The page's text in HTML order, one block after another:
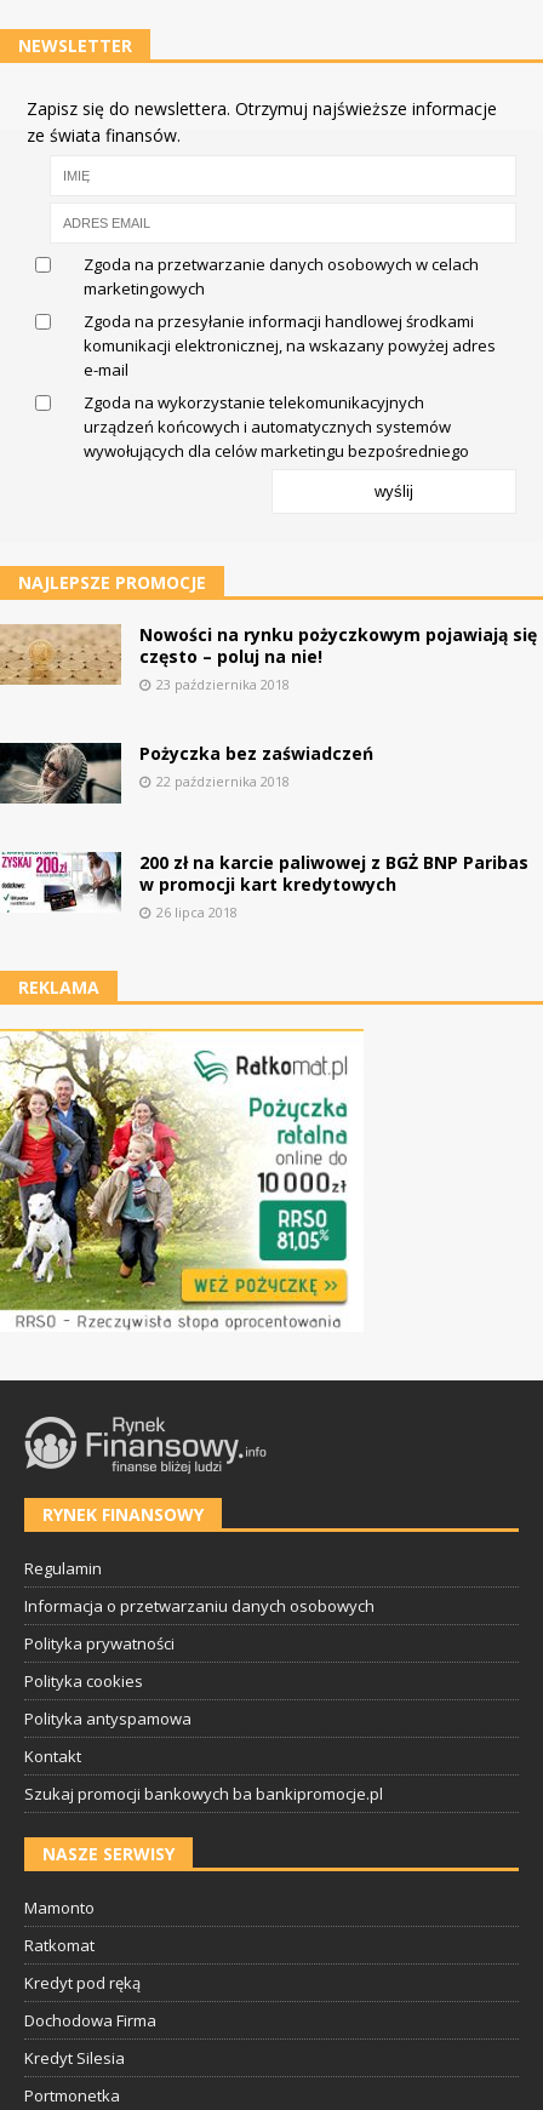
NEWSLETTER
Zapisz się do newslettera. Otrzymuj najświeższe informacje
ze świata finansów.
Zgoda na przetwarzanie danych osobowych w celach
marketingowych
Zgoda na przesyłanie informacji handlowej środkami
komunikacji elektronicznej, na wskazany powyżej adres
e-mail
Zgoda na wykorzystanie telekomunikacyjnych
urządzeń końcowych i automatycznych systemów
wywołujących dla celów marketingu bezpośredniego
wyślij
NAJLEPSZE PROMOCJE
Nowości na rynku pożyczkowym pojawiają się
często – poluj na nie!
23 października 2018
Pożyczka bez zaświadczeń
22 października 2018
200 zł na karcie paliwowej z BGŻ BNP Paribas
w promocji kart kredytowych
26 lipca 2018
REKLAMA
RYNEK FINANSOWY
Regulamin
Informacja o przetwarzaniu danych osobowych
Polityka prywatności
Polityka cookies
Polityka antyspamowa
Kontakt
Szukaj promocji bankowych ba bankipromocje.pl
NASZE SERWISY
Mamonto
Ratkomat
Kredyt pod ręką
Dochodowa Firma
Kredyt Silesia
Portmonetka